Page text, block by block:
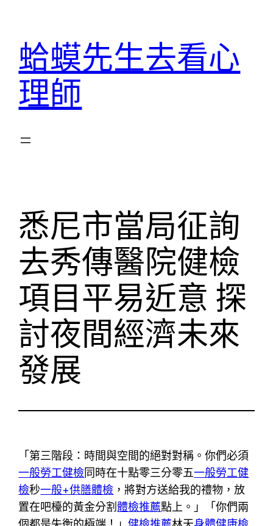
蛤蟆先生去看心
理師
悉尼市當局征詢
去秀傳醫院健檢
項目平易近意 探
討夜間經濟未來
發展
「第三階段：時間與空間的絕對對稱。你們必須
一般勞工健檢同時在十點零三分零五一般勞工健
檢秒一般+供膳體檢 ，將對方送給我的禮物，放
置在吧檯的黃金分割 體檢推薦點上。」「你們兩